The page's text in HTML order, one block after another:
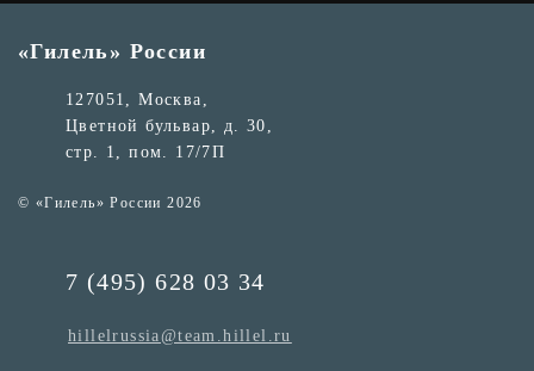
«Гилель» России
127051, Москва,
Цветной бульвар, д. 30,
стр. 1, пом. 17/7П
© «Гилель» России 2026
7 (495) 628 03 34
hillelrussia@team.hillel.ru